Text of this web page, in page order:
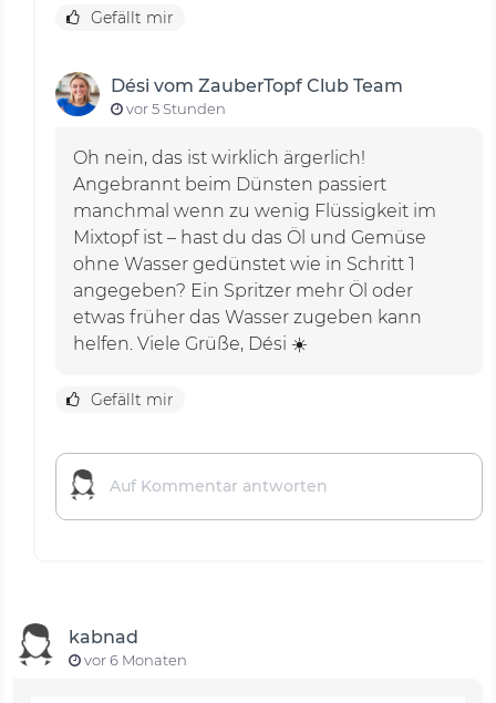
Gefällt mir
Dési vom ZauberTopf Club Team
vor 5 Stunden
Oh nein, das ist wirklich ärgerlich!
Angebrannt beim Dünsten passiert
manchmal wenn zu wenig Flüssigkeit im
Mixtopf ist – hast du das Öl und Gemüse
ohne Wasser gedünstet wie in Schritt 1
angegeben? Ein Spritzer mehr Öl oder
etwas früher das Wasser zugeben kann
helfen. Viele Grüße, Dési ☀️
Gefällt mir
kabnad
vor 6 Monaten